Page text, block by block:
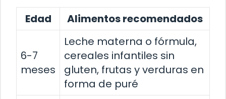
Edad Alimentos recomendados
6-7
meses
Leche materna o fórmula,
cereales infantiles sin
gluten, frutas y verduras en
forma de puré